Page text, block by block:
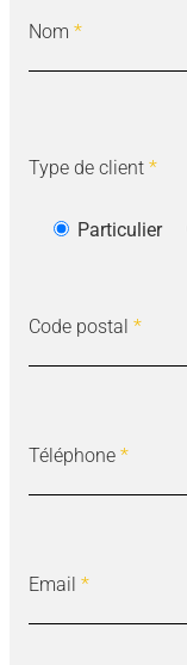
Nom *
Type de client *
Particulier
Code postal *
Téléphone *
Email *